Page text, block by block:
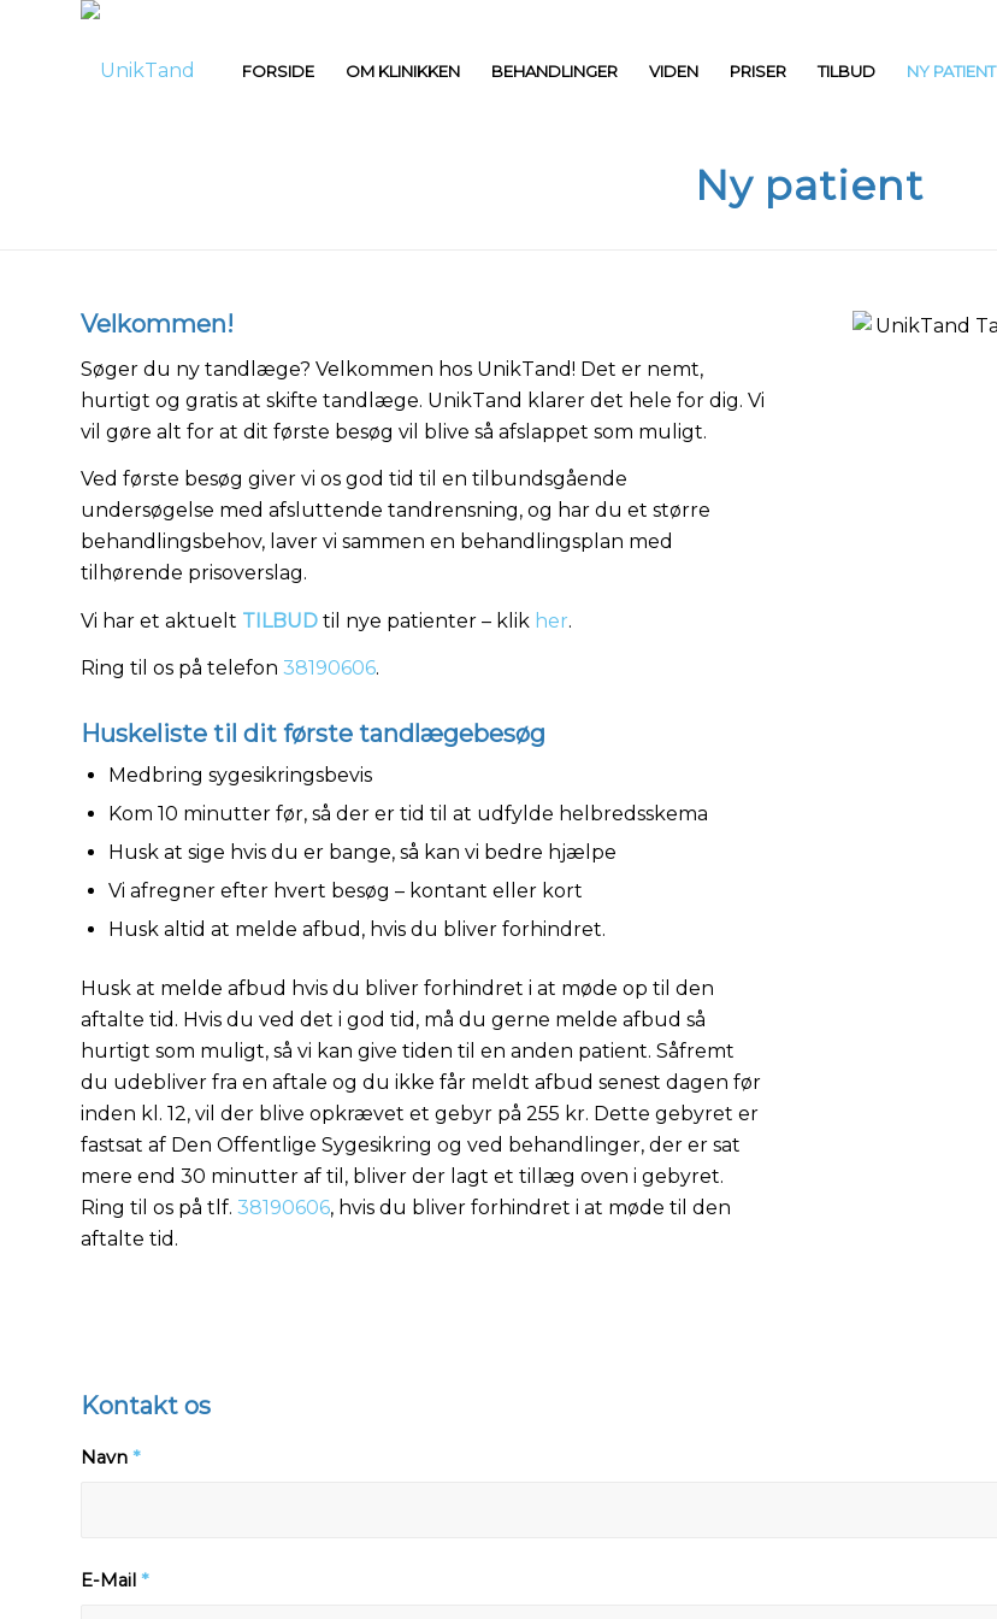
FORSIDE OM KLINIKKEN BEHANDLINGER VIDEN PRISER TILBUD NY PATIENT
Ny patient
Velkommen!
Søger du ny tandlæge? Velkommen hos UnikTand! Det er nemt,
hurtigt og gratis at skifte tandlæge. UnikTand klarer det hele for dig. Vi
vil gøre alt for at dit første besøg vil blive så afslappet som muligt.
Ved første besøg giver vi os god tid til en tilbundsgående
undersøgelse med afsluttende tandrensning, og har du et større
behandlingsbehov, laver vi sammen en behandlingsplan med
tilhørende prisoverslag.
Vi har et aktuelt TILBUD til nye patienter – klik her.
Ring til os på telefon 38190606.
Huskeliste til dit første tandlægebesøg
Medbring sygesikringsbevis
Kom 10 minutter før, så der er tid til at udfylde helbredsskema
Husk at sige hvis du er bange, så kan vi bedre hjælpe
Vi afregner efter hvert besøg – kontant eller kort
Husk altid at melde afbud, hvis du bliver forhindret.
Husk at melde afbud hvis du bliver forhindret i at møde op til den
aftalte tid. Hvis du ved det i god tid, må du gerne melde afbud så
hurtigt som muligt, så vi kan give tiden til en anden patient. Såfremt
du udebliver fra en aftale og du ikke får meldt afbud senest dagen før
inden kl. 12, vil der blive opkrævet et gebyr på 255 kr. Dette gebyret er
fastsat af Den Offentlige Sygesikring og ved behandlinger, der er sat
mere end 30 minutter af til, bliver der lagt et tillæg oven i gebyret.
Ring til os på tlf. 38190606, hvis du bliver forhindret i at møde til den
aftalte tid.
Kontakt os
Navn *
E-Mail *